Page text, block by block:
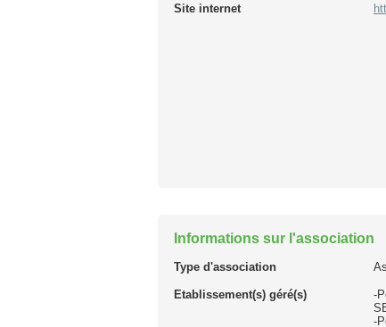
Site internet
Informations sur l'association
Type d'association
Etablissement(s) géré(s)
-
-